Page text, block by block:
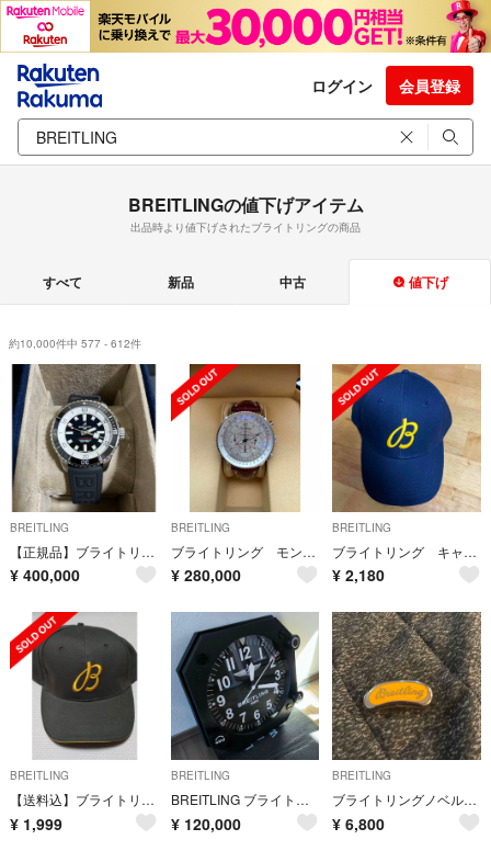
ログイン 会員登録
BREITLINGの値下げアイテム
出品時より値下げされたブライトリングの商品
すべて 新品 中古 値下げ
約10,000件中 577 - 612件
BREITLING
【正規品】ブライトリング スーパーオーシャン44
¥ 400,000
BREITLING
ブライトリング モンブリラン(はるか様専用ページ)
¥ 280,000
BREITLING
ブライトリング キャップ
¥ 2,180
BREITLING
【送料込】ブライトリング キャップ
¥ 1,999
BREITLING
BREITLING ブライトリング 掛け時計 掛時計
¥ 120,000
BREITLING
ブライトリングノベルティー ライターケース 値下げしました。
¥ 6,800